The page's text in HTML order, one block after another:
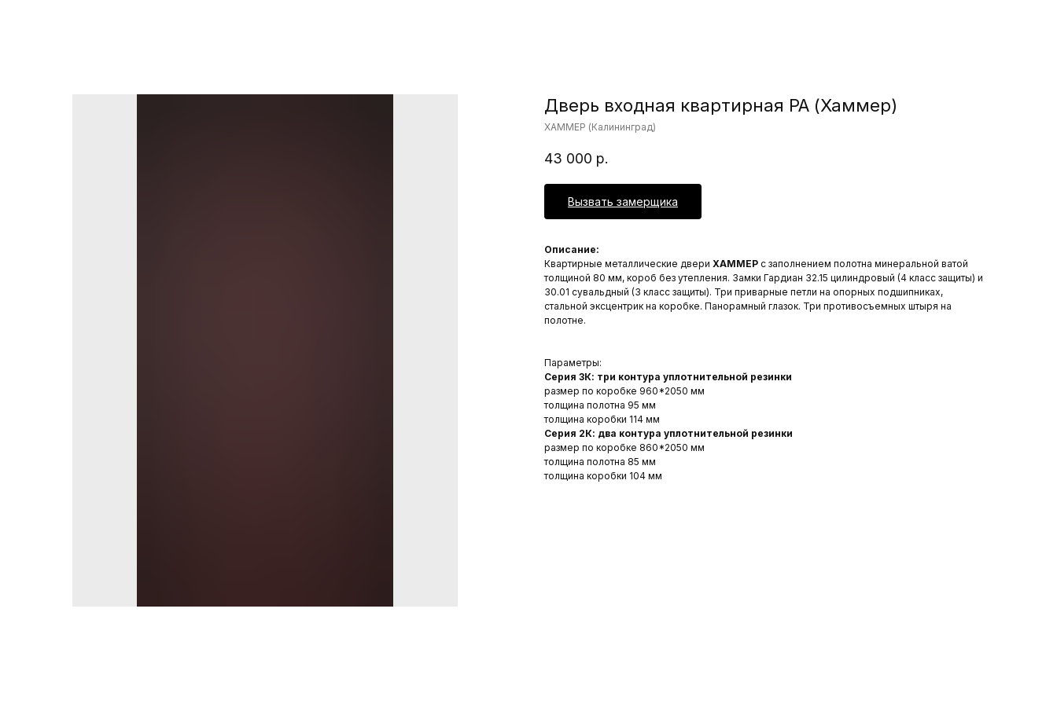
Дверь входная квартирная РА (Хаммер)
ХАММЕР (Калининград)
43 000 р.
Вызвать замерщика
Описание:
Квартирные металлические двери ХАММЕР с заполнением полотна минеральной ватой
толщиной 80 мм, короб без утепления. Замки Гардиан 32.15 цилиндровый (4 класс защиты) и
30.01 сувальдный (3 класс защиты). Три приварные петли на опорных подшипниках,
стальной эксцентрик на коробке. Панорамный глазок. Три противосъемных штыря на
полотне.
Параметры:
Серия 3К: три контура уплотнительной резинки
размер по коробке 960*2050 мм
толщина полотна 95 мм
толщина коробки 114 мм
Серия 2К: два контура уплотнительной резинки
размер по коробке 860*2050 мм
толщина полотна 85 мм
толщина коробки 104 мм